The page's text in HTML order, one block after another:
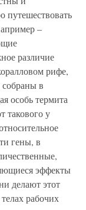
путешествовать
–
различие
рифе,
в
особь термита
такового у
гены, в
эффекты
делают этот
рабочих